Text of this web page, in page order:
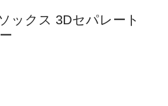
ックス 3Dセパレート